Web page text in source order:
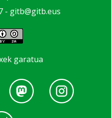
- gitb@gitb.eus
garatua